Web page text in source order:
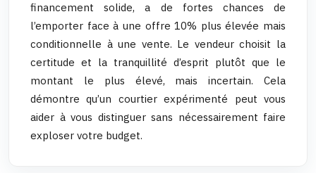
financement solide, a de fortes chances de
l’emporter face à une offre 10% plus élevée mais
conditionnelle à une vente. Le vendeur choisit la
certitude et la tranquillité d’esprit plutôt que le
montant le plus élevé, mais incertain. Cela
démontre qu’un courtier expérimenté peut vous
aider à vous distinguer sans nécessairement faire
exploser votre budget.